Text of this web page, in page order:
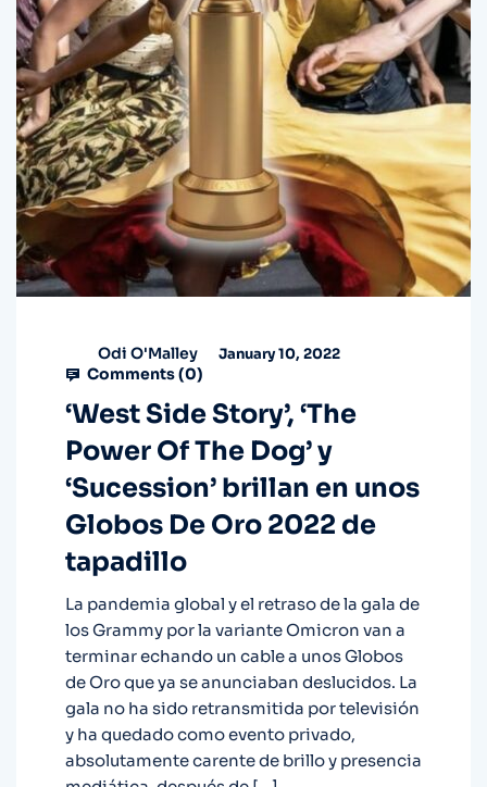
Odi O'Malley January 10, 2022
Comments (0)
‘West Side Story’, ‘The
Power Of The Dog’ y
‘Sucession’ brillan en unos
Globos De Oro 2022 de
tapadillo
La pandemia global y el retraso de la gala de
los Grammy por la variante Omicron van a
terminar echando un cable a unos Globos
de Oro que ya se anunciaban deslucidos. La
gala no ha sido retransmitida por televisión
y ha quedado como evento privado,
absolutamente carente de brillo y presencia